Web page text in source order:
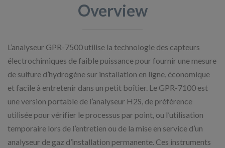
Overview
L’analyseur GPR-7500 utilise la technologie des capteurs
électrochimiques de faible puissance pour fournir une mesure
de sulfure d’hydrogène sur installation en ligne, économique
et facile à entretenir dans un petit boîtier. Le GPR-7100 est
une version portable de l’analyseur H2S, de préférence
utilisée pour vérifier le processus par point, ou l’utilisation
temporaire lors de l’entretien ou de la mise en service d’un
analyseur de gaz d’installation permanente. Ces instruments